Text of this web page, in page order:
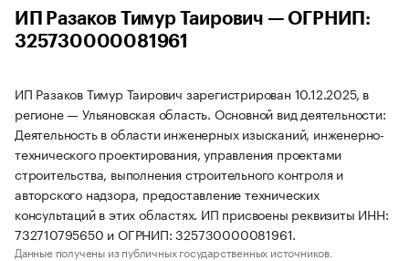
ИП Разаков Тимур Таирович — ОГРНИП:
325730000081961
ИП Разаков Тимур Таирович зарегистрирован 10.12.2025, в
регионе — Ульяновская область. Основной вид деятельности:
Деятельность в области инженерных изысканий, инженерно-
технического проектирования, управления проектами
строительства, выполнения строительного контроля и
авторского надзора, предоставление технических
консультаций в этих областях. ИП присвоены реквизиты ИНН:
732710795650 и ОГРНИП: 325730000081961.
Данные получены из публичных государственных источников.